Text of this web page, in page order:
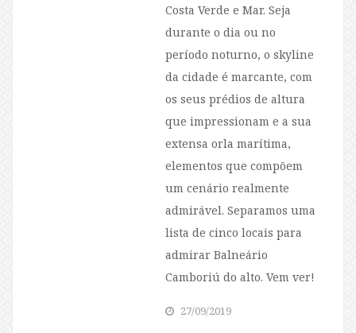
Costa Verde e Mar. Seja
durante o dia ou no
período noturno, o skyline
da cidade é marcante, com
os seus prédios de altura
que impressionam e a sua
extensa orla marítima,
elementos que compõem
um cenário realmente
admirável. Separamos uma
lista de cinco locais para
admirar Balneário
Camboriú do alto. Vem ver!
27/09/2019